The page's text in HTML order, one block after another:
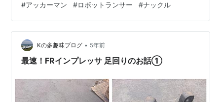
ックルからナックルアームの一部を切断し、本機ナック
ルアームの内側に接着することでピロボール取付穴を増
設し、ジオメトリを変更する。タミヤナックルはナイロ
ン樹脂製で接着剤を選ぶが、愛用しているコニシの
MOS8というエンプラ用接着剤を使って接着することが
#アッカーマン #ロボットランサー #ナックル
Kの多趣味ブログ • 5年前
最速！FRインプレッサ 足回りのお話➀